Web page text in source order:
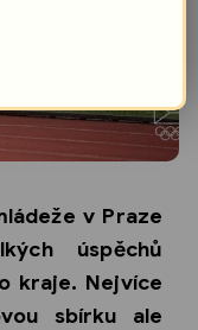
v Praze
úspěchů
kraje. Nejvíce
sbírku ale